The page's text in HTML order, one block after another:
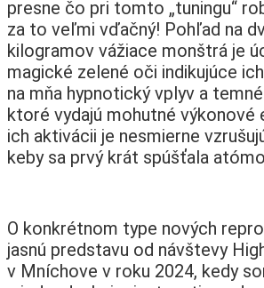
presne čo pri tomto „tuningu“
za to veľmi vďačný! Pohľad na
kilogramov vážiace monštrá je
magické zelené oči indikujúce
na mňa hypnotický vplyv a
ktoré vydajú mohutné výkonové
ich aktivácii je nesmierne
keby sa prvý krát spúšťala
O konkrétnom type nových
jasnú predstavu od návštevy
v Mníchove v roku 2024, kedy